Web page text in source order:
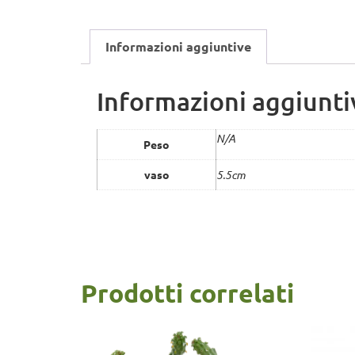
Informazioni aggiuntive
Informazioni
Peso N/A
vaso 5.5cm
Prodotti correlati